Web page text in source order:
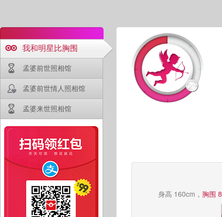
我和明星比胸围
孟婆前世照相馆
孟婆前世情人照相馆
孟婆来世照相馆
身高 160cm， 胸围